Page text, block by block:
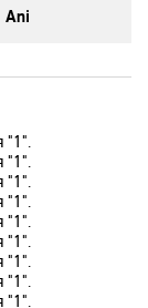
Ani
"1".
"1".
"1".
"1".
"1".
"1".
"1".
"1".
"1".